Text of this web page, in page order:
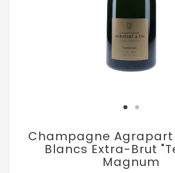
Champagne Agrapart
Blancs Extra-Brut
Magnum